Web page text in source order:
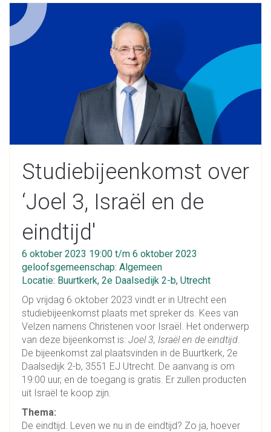
Studiebijeenkomst over
‘Joel 3, Israël en de
eindtijd'
6 oktober 2023 19:00 t/m 6 oktober 2023
geloofsgemeenschap: Algemeen
Locatie: Buurtkerk, 2e Daalsedijk 2-b, Utrecht
Op vrijdag 6 oktober 2023 vindt er in Utrecht een
studiebijeenkomst plaats met spreker ds. Kees van
Velzen namens Christenen voor Israël. Het onderwerp
van deze bijeenkomst is: Joel 3, Israël en de eindtijd.
De bijeenkomst zal plaatsvinden in de Buurtkerk, 2e
Daalsedijk 2-b, 3551 EJ Utrecht. De aanvang is om
19:00 uur, en de toegang is gratis. Er zullen producten
uit Israël te koop zijn.
Thema:
De eindtijd. Leven we nu in de eindtijd? Zo ja, hoever